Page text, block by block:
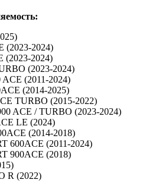
(2023-2024)
(2023-2024)
(2023-2024)
(2011-2024)
(2014-2025)
TURBO (2015-2022)
ACE / TURBO (2023-2024)
LE (2024)
(2014-2018)
600ACE (2011-2024)
900ACE (2018)
R (2022)